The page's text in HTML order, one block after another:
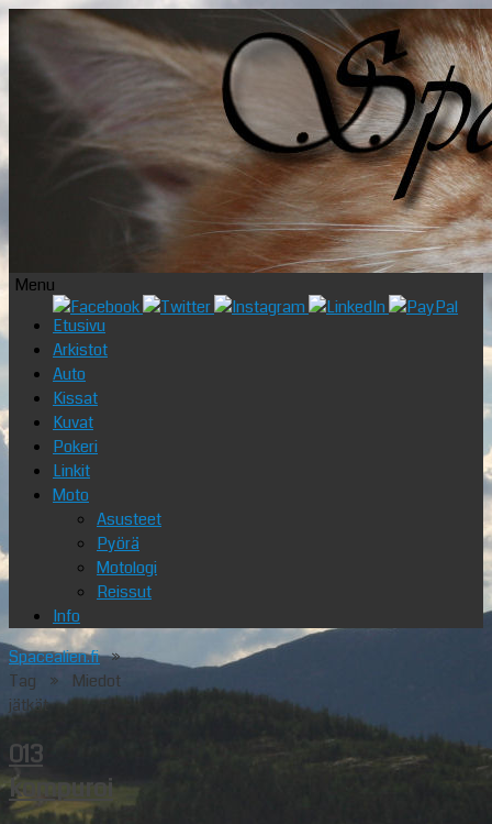
Menu
Skip
content
Etusivu
Arkistot
Auto
Kissat
Kuvat
Pokeri
Linkit
Moto
Asusteet
Pyörä
Motologi
Reissut
Info
Spacealien.fi»
Tag » Miedot
jätkät
013
kompuroi